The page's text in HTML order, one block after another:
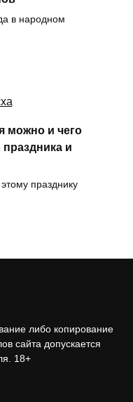
в народном
можно и чего
и
празднику
либо копирование
сайта допускается
18+